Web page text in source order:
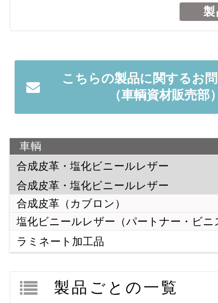
こちらの製品に関するお
（車輌資材販売部
車輌
合成皮革・ 塩化ビニールレザー
合成皮革・塩化ビニールレザー
合成皮革（カブロン）
塩化ビニールレザー （パートナー・ビ
ラミネート加工品
フレームラミネート
ペーストラミネート
製品ごとの一覧